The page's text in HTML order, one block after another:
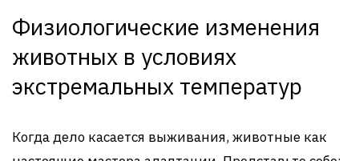
Физиологические изменения
животных в условиях
экстремальных температур
Когда дело касается выживания, животные как